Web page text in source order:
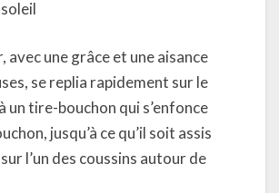
avec une grâce et une aisance
se replia rapidement sur le
un tire-bouchon qui s’enfonce
jusqu’à ce qu’il soit assis
l’un des coussins autour de